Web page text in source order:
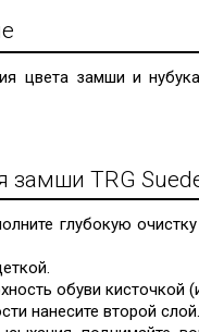
цвета замши и
замши TRG
глубокую
обуви кисточкой
нанесите второй слой.